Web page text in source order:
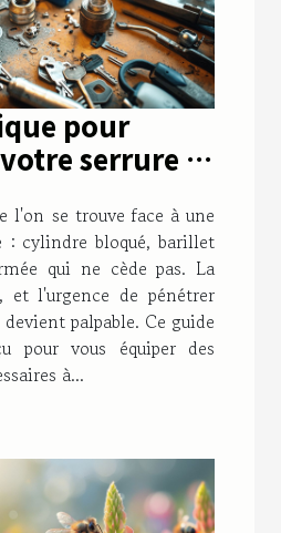
pour
serrure :
un
ou une porte
l'on se trouve face à une
: cylindre bloqué, barillet
qui ne cède pas. La
et l'urgence de pénétrer
palpable. Ce guide
pour vous équiper des
à...